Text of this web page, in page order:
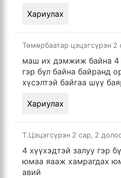
Хариулах
Төмөрбаатар цэцэгсүрэн 2
маш их дэмжиж байна 4
гэр бүл байна байранд
хүсэлтэй байгаа шүү
Хариулах
Т.Цэцэгсүрэн 2 сар, 2
4 хүүхэдтэй залуу гэр
юмаа яааж хамрагдах
авий